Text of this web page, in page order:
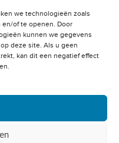
we technologieën zoals
en/of te openen. Door
kunnen we gegevens
deze site. Als u geen
kan dit een negatief effect